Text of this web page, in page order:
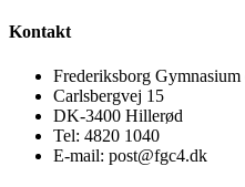
Kontakt
Frederiksborg
Carlsbergvej 15
DK-3400 Hillerød
Tel: 4820 1040
E-mail: post@fgc4.dk